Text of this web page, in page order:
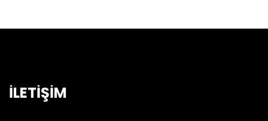
İLETİŞİM